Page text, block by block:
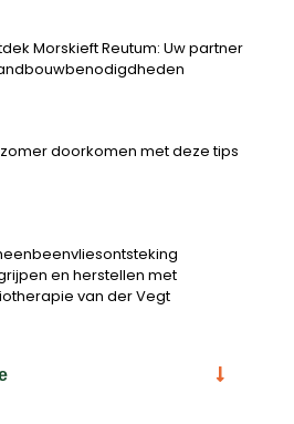
Morskieft Reutum: Uw partner
doorkomen met deze tips
en herstellen met
van der Vegt